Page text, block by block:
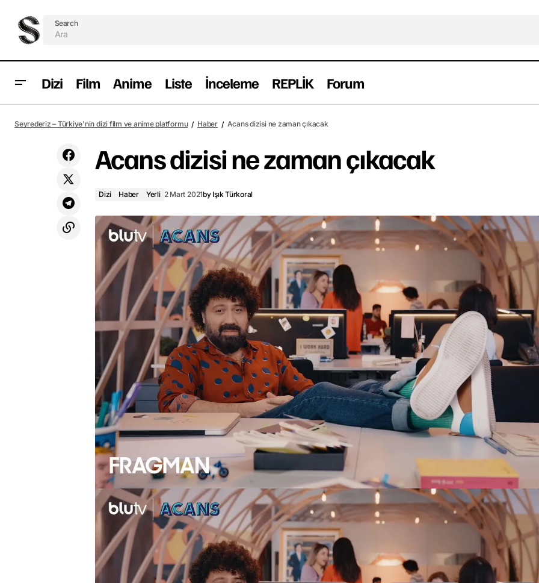
Search
Dizi Film Anime Liste İnceleme REPLİK Forum
kadrosuna katıldı
Dizi Haber
Seyrederiz – Türkiye'nin dizi film ve anime platformu Haber Acans dizisi ne zaman çıkacak
Acans dizisi ne zaman çıkacak
Dizi Haber Yerli 2 Mart 2021by Işık Türkoral